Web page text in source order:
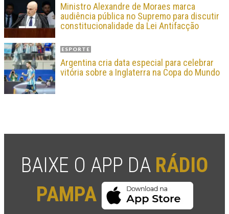
Ministro Alexandre de Moraes marca
audiência pública no Supremo para discutir
constitucionalidade da Lei Antifacção
ESPORTE
Argentina cria data especial para celebrar
vitória sobre a Inglaterra na Copa do Mundo
BAIXE O APP DA RÁDIO
PAMPA